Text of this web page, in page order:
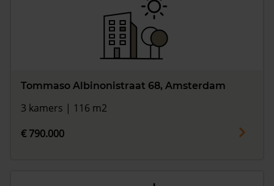
Tommaso Albinonistraat 68, Amsterdam
3 kamers | 116 m2
€ 790.000